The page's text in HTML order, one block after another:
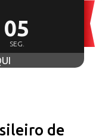
03
SEG.
de